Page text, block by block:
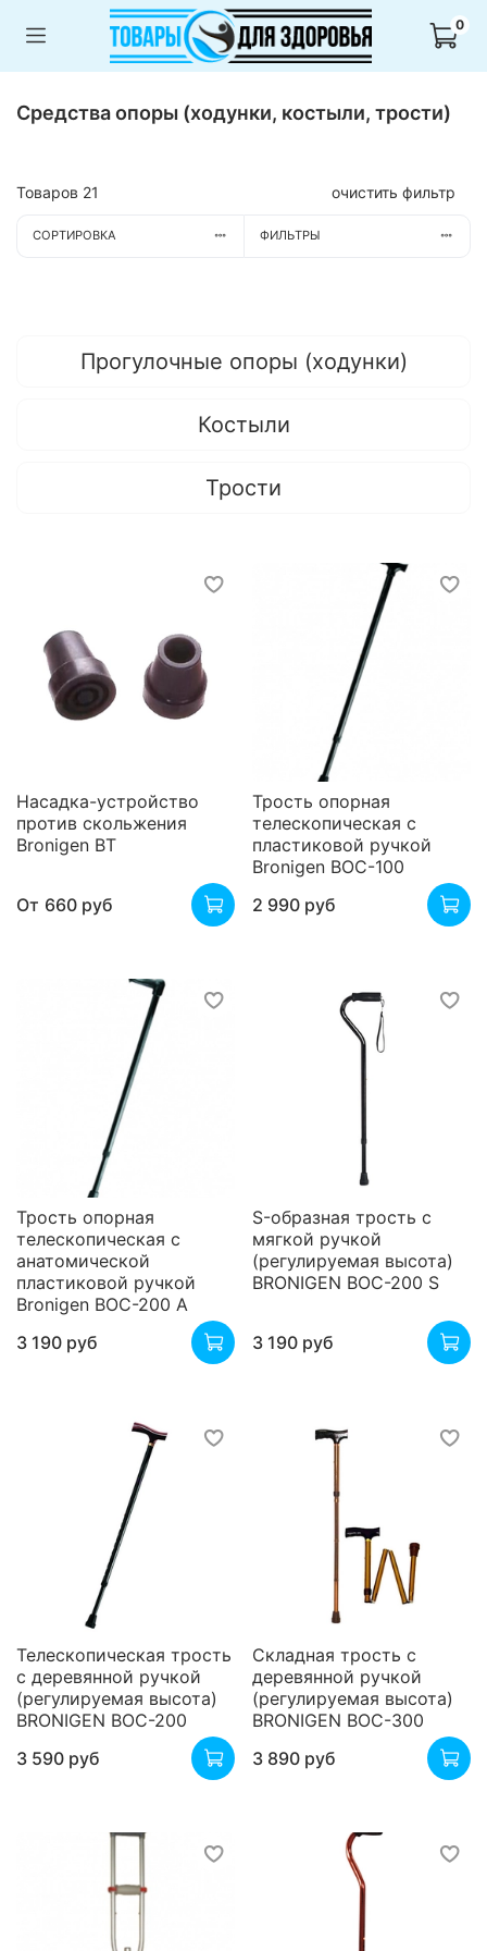
0
Средства опоры (ходунки, костыли, трости)
Товаров 21 очистить фильтр
СОРТИРОВКА ФИЛЬТРЫ
Прогулочные опоры (ходунки)
Костыли
Трости
Насадка-устройство
против скольжения
Bronigen BT
От 660 руб
Трость опорная
телескопическая с
пластиковой ручкой
Bronigen BOC-100
2 990 руб
Трость опорная
телескопическая с
анатомической
пластиковой ручкой
Bronigen BOC-200 A
3 190 руб
S-образная трость с
мягкой ручкой
(регулируемая высота)
BRONIGEN BOC-200 S
3 190 руб
Телескопическая трость
с деревянной ручкой
(регулируемая высота)
BRONIGEN BOC-200
3 590 руб
Складная трость с
деревянной ручкой
(регулируемая высота)
BRONIGEN BOC-300
3 890 руб